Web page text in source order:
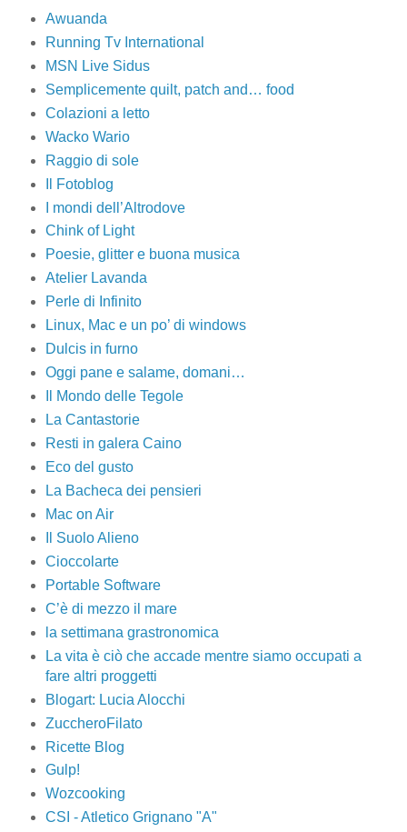
Awuanda
Running Tv International
MSN Live Sidus
Semplicemente quilt, patch and… food
Colazioni a letto
Wacko Wario
Raggio di sole
Il Fotoblog
I mondi dell’Altrodove
Chink of Light
Poesie, glitter e buona musica
Atelier Lavanda
Perle di Infinito
Linux, Mac e un po’ di windows
Dulcis in furno
Oggi pane e salame, domani…
Il Mondo delle Tegole
La Cantastorie
Resti in galera Caino
Eco del gusto
La Bacheca dei pensieri
Mac on Air
Il Suolo Alieno
Cioccolarte
Portable Software
C’è di mezzo il mare
la settimana grastronomica
La vita è ciò che accade mentre siamo occupati a
fare altri proggetti
Blogart: Lucia Alocchi
ZuccheroFilato
Ricette Blog
Gulp!
Wozcooking
CSI - Atletico Grignano "A"